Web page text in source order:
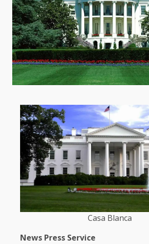
Casa Blanca
News Press Service